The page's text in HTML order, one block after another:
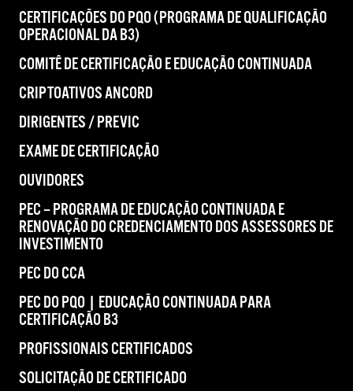
CERTIFICAÇÕES DO PQO (PROGRAMA DE QUALIFICAÇÃO
OPERACIONAL DA B3)
COMITÊ DE CERTIFICAÇÃO E EDUCAÇÃO CONTINUADA
CRIPTOATIVOS ANCORD
DIRIGENTES / PREVIC
EXAME DE CERTIFICAÇÃO
OUVIDORES
PEC – PROGRAMA DE EDUCAÇÃO CONTINUADA E
RENOVAÇÃO DO CREDENCIAMENTO DOS ASSESSORES DE
INVESTIMENTO
PEC DO CCA
PEC DO PQO | EDUCAÇÃO CONTINUADA PARA
CERTIFICAÇÃO B3
PROFISSIONAIS CERTIFICADOS
SOLICITAÇÃO DE CERTIFICADO